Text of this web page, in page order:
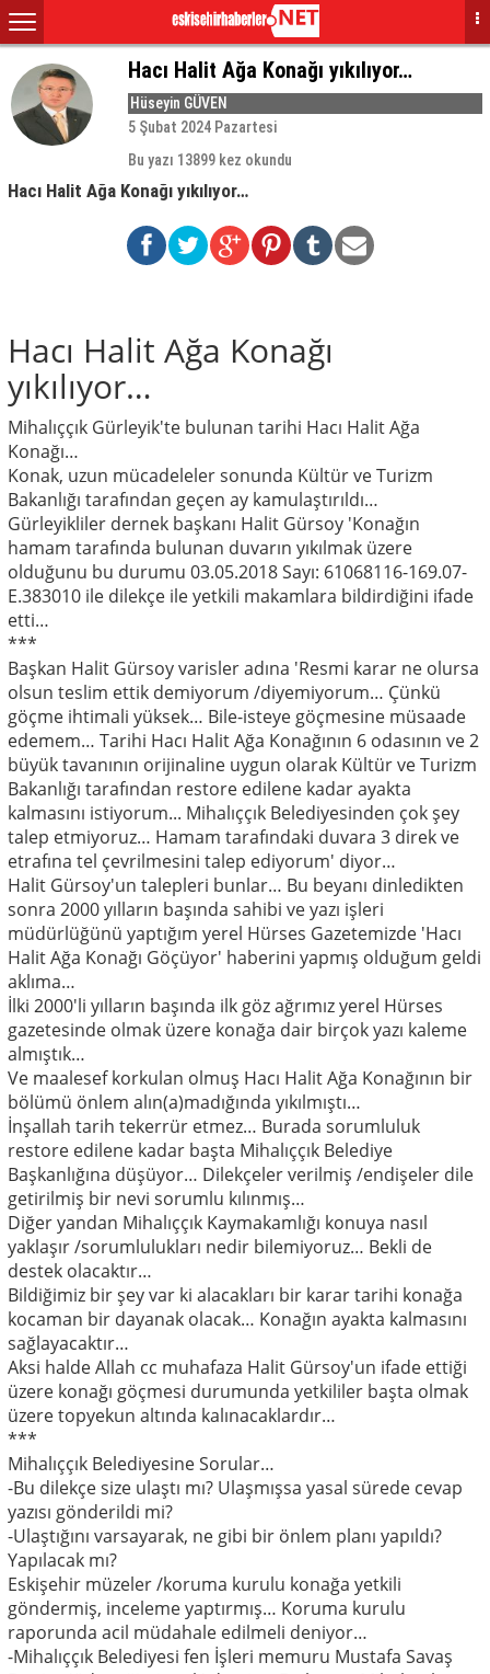
Hacı Halit Ağa Konağı yıkılıyor…
Hüseyin GÜVEN
5 Şubat 2024 Pazartesi
Bu yazı 13899 kez okundu
Hacı Halit Ağa Konağı yıkılıyor…
Hacı Halit Ağa Konağı
yıkılıyor…
Mihalıççık Gürleyik'te bulunan tarihi Hacı Halit Ağa
Konağı…
Konak, uzun mücadeleler sonunda Kültür ve Turizm
Bakanlığı tarafından geçen ay kamulaştırıldı…
Gürleyikliler dernek başkanı Halit Gürsoy 'Konağın
hamam tarafında bulunan duvarın yıkılmak üzere
olduğunu bu durumu 03.05.2018 Sayı: 61068116-169.07-
E.383010 ile dilekçe ile yetkili makamlara bildirdiğini ifade
etti…
***
Başkan Halit Gürsoy varisler adına 'Resmi karar ne olursa
olsun teslim ettik demiyorum /diyemiyorum… Çünkü
göçme ihtimali yüksek… Bile-isteye göçmesine müsaade
edemem… Tarihi Hacı Halit Ağa Konağının 6 odasının ve 2
büyük tavanının orijinaline uygun olarak Kültür ve Turizm
Bakanlığı tarafından restore edilene kadar ayakta
kalmasını istiyorum... Mihalıççık Belediyesinden çok şey
talep etmiyoruz… Hamam tarafındaki duvara 3 direk ve
etrafına tel çevrilmesini talep ediyorum' diyor…
Halit Gürsoy'un talepleri bunlar… Bu beyanı dinledikten
sonra 2000 yılların başında sahibi ve yazı işleri
müdürlüğünü yaptığım yerel Hürses Gazetemizde 'Hacı
Halit Ağa Konağı Göçüyor' haberini yapmış olduğum geldi
aklıma…
İlki 2000'li yılların başında ilk göz ağrımız yerel Hürses
gazetesinde olmak üzere konağa dair birçok yazı kaleme
almıştık…
Ve maalesef korkulan olmuş Hacı Halit Ağa Konağının bir
bölümü önlem alın(a)madığında yıkılmıştı…
İnşallah tarih tekerrür etmez… Burada sorumluluk
restore edilene kadar başta Mihalıççık Belediye
Başkanlığına düşüyor… Dilekçeler verilmiş /endişeler dile
getirilmiş bir nevi sorumlu kılınmış…
Diğer yandan Mihalıççık Kaymakamlığı konuya nasıl
yaklaşır /sorumlulukları nedir bilemiyoruz… Bekli de
destek olacaktır…
Bildiğimiz bir şey var ki alacakları bir karar tarihi konağa
kocaman bir dayanak olacak… Konağın ayakta kalmasını
sağlayacaktır…
Aksi halde Allah cc muhafaza Halit Gürsoy'un ifade ettiği
üzere konağı göçmesi durumunda yetkililer başta olmak
üzere topyekun altında kalınacaklardır…
***
Mihalıççık Belediyesine Sorular…
-Bu dilekçe size ulaştı mı? Ulaşmışsa yasal sürede cevap
yazısı gönderildi mi?
-Ulaştığını varsayarak, ne gibi bir önlem planı yapıldı?
Yapılacak mı?
Eskişehir müzeler /koruma kurulu konağa yetkili
göndermiş, inceleme yaptırmış… Koruma kurulu
raporunda acil müdahale edilmeli deniyor…
-Mihalıççık Belediyesi fen İşleri memuru Mustafa Savaş